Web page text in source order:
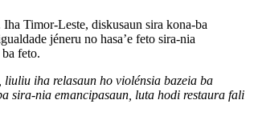
Timor-Leste, diskusaun sira kona-ba
jéneru no hasa’e feto sira-nia
feto.
iha relasaun ho violénsia bazeia ba
sira-nia emancipasaun, luta hodi restaura fali